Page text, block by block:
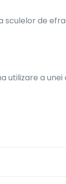
de
utilizare a unei